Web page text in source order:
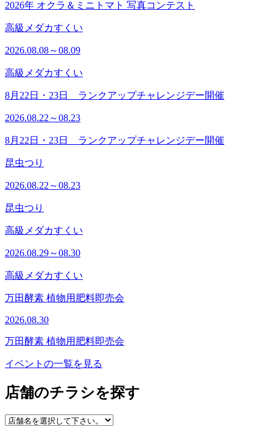
2026年 オクラ＆ミニトマト 写真コンテスト
高級メダカすくい
2026.08.08～08.09
高級メダカすくい
8月22日・23日 ランクアップチャレンジデー開催
2026.08.22～08.23
8月22日・23日 ランクアップチャレンジデー開催
昆虫つり
2026.08.22～08.23
昆虫つり
高級メダカすくい
2026.08.29～08.30
高級メダカすくい
万田酵素 植物用肥料即売会
2026.08.30
万田酵素 植物用肥料即売会
イベントの一覧を見る
店舗のチラシを探す